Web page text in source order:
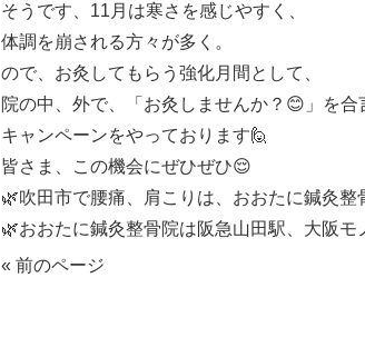
そうです、11月は寒さを感じやすく、
体調を崩される方々が多く。
ので、お灸してもらう強化月間として、
院の中、外で、「お灸しませんか？😊」を合
キャンペーンをやっております🙋
皆さま、この機会にぜひぜひ😌
🌿吹田市で腰痛、肩こりは、おおたに鍼灸整
🌿おおたに鍼灸整骨院は阪急山田駅、大阪モ
« 前のページ